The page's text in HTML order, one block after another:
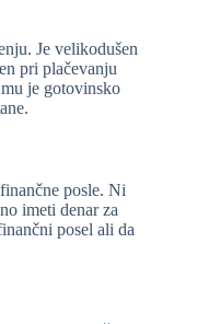
Je velikodušen
pri plačevanju
je gotovinsko
posle. Ni
imeti denar za
posel ali da